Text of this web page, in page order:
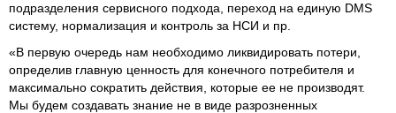
подразделения сервисного подхода, переход на единую DMS
систему, нормализация и контроль за НСИ и пр.
«В первую очередь нам необходимо ликвидировать потери,
определив главную ценность для конечного потребителя и
максимально сократить действия, которые ее не производят.
Мы будем создавать знание не в виде разрозненных